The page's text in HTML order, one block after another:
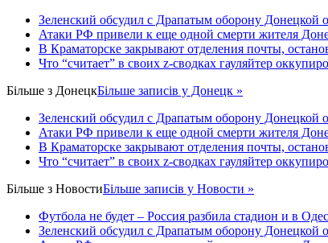
Зеленский обсудил с Драпатым оборону Донецкой
Атаки РФ привели к еще одной смерти жителя
В Краматорске закрывают отделения почты,
Что “считает” в своих z-сводках гауляйтер
Більше з ДонецкБільше записів у Донецк »
Зеленский обсудил с Драпатым оборону Донецкой
Атаки РФ привели к еще одной смерти жителя
В Краматорске закрывают отделения почты,
Что “считает” в своих z-сводках гауляйтер
Більше з НовостиБільше записів у Новости »
Футбола не будет – Россия разбила стадион и в
Зеленский обсудил с Драпатым оборону Донецкой